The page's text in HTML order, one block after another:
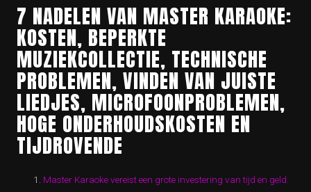
7 NADELEN VAN MASTER KARAOKE:
KOSTEN, BEPERKTE
MUZIEKCOLLECTIE, TECHNISCHE
PROBLEMEN, VINDEN VAN JUISTE
LIEDJES, MICROFOONPROBLEMEN,
HOGE ONDERHOUDSKOSTEN EN
TIJDROVENDE
Master Karaoke vereist een grote investering van tijd en geld.